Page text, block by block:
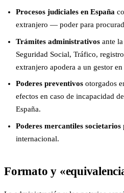
Procesos judiciales en España
extranjero — poder para
Trámites administrativosante la
Seguridad Social, Tráfico,
extranjero apodera a un gestor en
Poderes preventivosotorgados
efectos en caso de incapacidad
España.
Poderes mercantiles societarios
internacional.
Formato y